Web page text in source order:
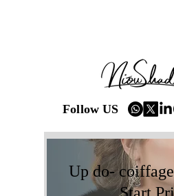
Follow US
Up do-